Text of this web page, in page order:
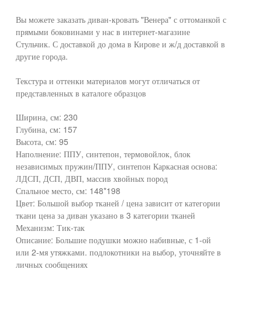
Вы можете заказать диван-кровать "Венера" с оттоманкой с
прямыми боковинами у нас в интернет-магазине
Стульчик. С доставкой до дома в Кирове и ж/д доставкой в
другие города.
Текстура и оттенки материалов могут отличаться от
представленных в каталоге образцов
Ширина, см: 230
Глубина, см: 157
Высота, см: 95
Наполнение: ППУ, синтепон, термовойлок, блок
независимых пружин/ППУ, синтепон Каркасная основа:
ЛДСП, ДСП, ДВП, массив хвойных пород
Спальное место, см: 148*198
Цвет: Большой выбор тканей / цена зависит от категории
ткани цена за диван указано в 3 категории тканей
Механизм: Тик-так
Описание: Большие подушки можно набивные, с 1-ой
или 2-мя утяжками. подлокотники на выбор, уточняйте в
личных сообщениях